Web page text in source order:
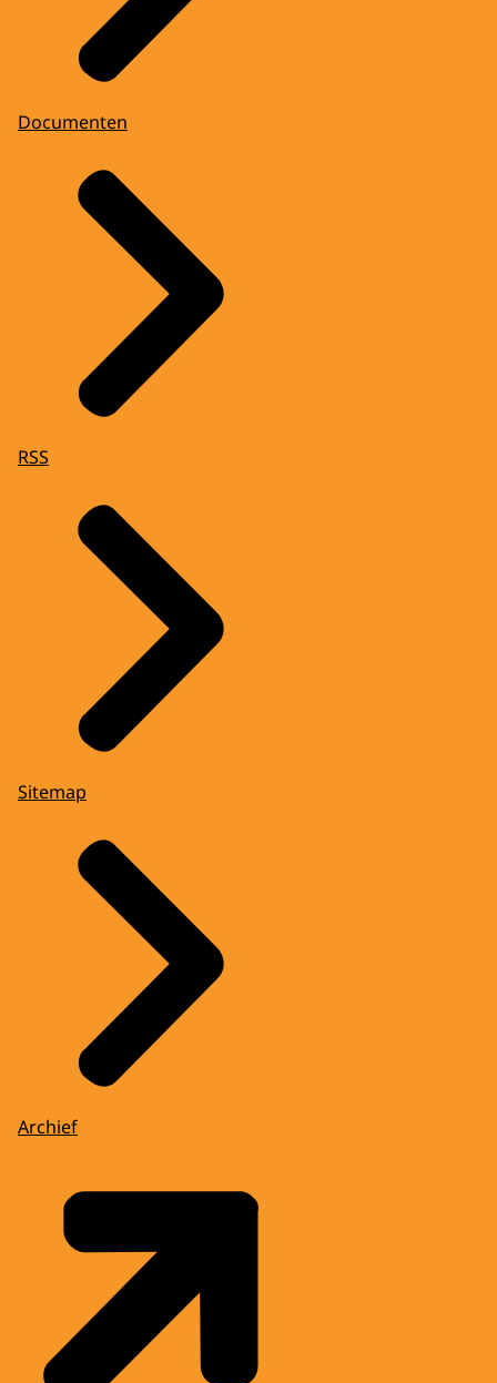
Documenten
RSS
Sitemap
Archief